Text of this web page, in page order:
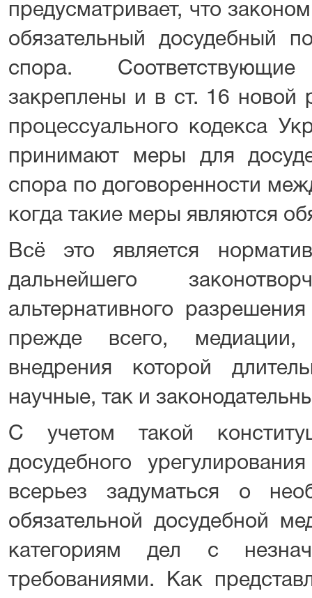
предусматривает, что
обязательный досудебный
спора.
закреплены и в ст. 16 новой
процессуального кодекса
принимают меры для
спора по договоренности
когда такие меры являются
Всё это является
дальнейшего
альтернативного
прежде всего, медиации,
внедрения которой
научные, так и
С учетом такой
досудебного
всерьез задуматься о
обязательной досудебной
категориям дел с
требованиями. Как